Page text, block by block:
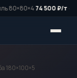
80×80×474 500 ₽/т·
180×100×5